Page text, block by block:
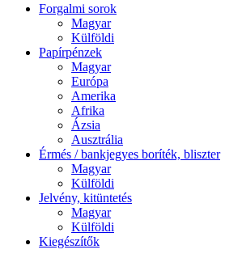
Forgalmi sorok
Magyar
Külföldi
Papírpénzek
Magyar
Európa
Amerika
Afrika
Ázsia
Ausztrália
Érmés / bankjegyes boríték, bliszter
Magyar
Külföldi
Jelvény, kitüntetés
Magyar
Külföldi
Kiegészítők